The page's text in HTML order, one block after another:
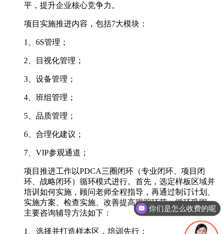
平，提升企业核心竞争力。
项目实施推进内容，包括7大模块：
1、6S管理；
2、目视化管理；
3、设备管理；
4、班组管理；
5、品质管理；
6、合理化建议；
7、VIP参观通道；
项目推进工作以PDCA三圈闭环（专业闭环、项目闭
环、战略闭环）循环模式进行。首先，选定样板区域并
培训如何实施，顾问老师全程指导，再通过制订计划、
实施方案、检查实施、改善提高跟踪环节，循环巩固。
主要咨询辅导方法如下：
1、选择并打造样本区，培训先行；
你们是怎么收费的呢